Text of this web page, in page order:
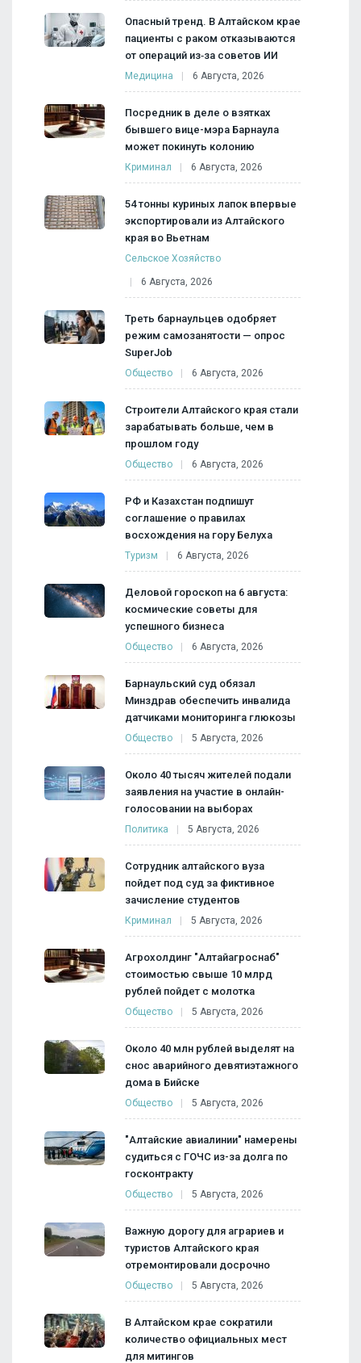
Опасный тренд. В Алтайском крае
пациенты с раком отказываются
от операций из‑за советов ИИ
Медицина 6 Августа, 2026
Посредник в деле о взятках
бывшего вице-мэра Барнаула
может покинуть колонию
Криминал 6 Августа, 2026
54 тонны куриных лапок впервые
экспортировали из Алтайского
края во Вьетнам
Сельское Хозяйство
6 Августа, 2026
Треть барнаульцев одобряет
режим самозанятости — опрос
SuperJob
Общество 6 Августа, 2026
Строители Алтайского края стали
зарабатывать больше, чем в
прошлом году
Общество 6 Августа, 2026
РФ и Казахстан подпишут
соглашение о правилах
восхождения на гору Белуха
Туризм 6 Августа, 2026
Деловой гороскоп на 6 августа:
космические советы для
успешного бизнеса
Общество 6 Августа, 2026
Барнаульский суд обязал
Минздрав обеспечить инвалида
датчиками мониторинга глюкозы
Общество 5 Августа, 2026
Около 40 тысяч жителей подали
заявления на участие в онлайн-
голосовании на выборах
Политика 5 Августа, 2026
Сотрудник алтайского вуза
пойдет под суд за фиктивное
зачисление студентов
Криминал 5 Августа, 2026
Агрохолдинг "Алтайагроснаб"
стоимостью свыше 10 млрд
рублей пойдет с молотка
Общество 5 Августа, 2026
Около 40 млн рублей выделят на
снос аварийного девятиэтажного
дома в Бийске
Общество 5 Августа, 2026
"Алтайские авиалинии" намерены
судиться с ГОЧС из-за долга по
госконтракту
Общество 5 Августа, 2026
Важную дорогу для аграриев и
туристов Алтайского края
отремонтировали досрочно
Общество 5 Августа, 2026
В Алтайском крае сократили
количество официальных мест
для митингов